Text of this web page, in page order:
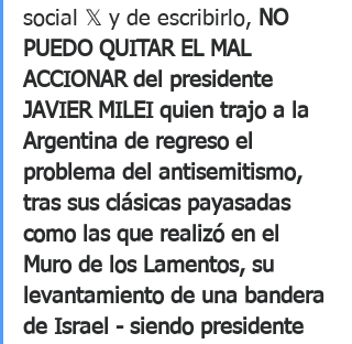
social 𝕏 y de escribirlo, NO
PUEDO QUITAR EL MAL
ACCIONAR del presidente
JAVIER MILEI quien trajo a la
Argentina de regreso el
problema del antisemitismo,
tras sus clásicas payasadas
como las que realizó en el
Muro de los Lamentos, su
levantamiento de una bandera
de Israel - siendo presidente